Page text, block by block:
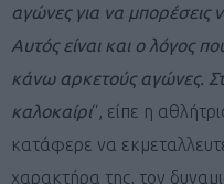
αγώνες για να μπορέσεις
Αυτός είναι και ο λόγος
κάνω αρκετούς αγώνες.
καλοκαίρι“, είπε η
κατάφερε να
χαρακτήρα της, τον